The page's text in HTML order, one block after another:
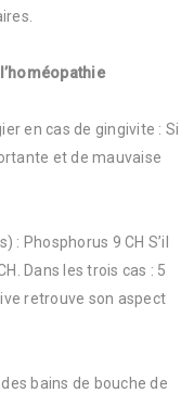
en cas de gingivite : Si
et de mauvaise
Phosphorus 9 CH S’il
Dans les trois cas : 5
retrouve son aspect
bains de bouche de